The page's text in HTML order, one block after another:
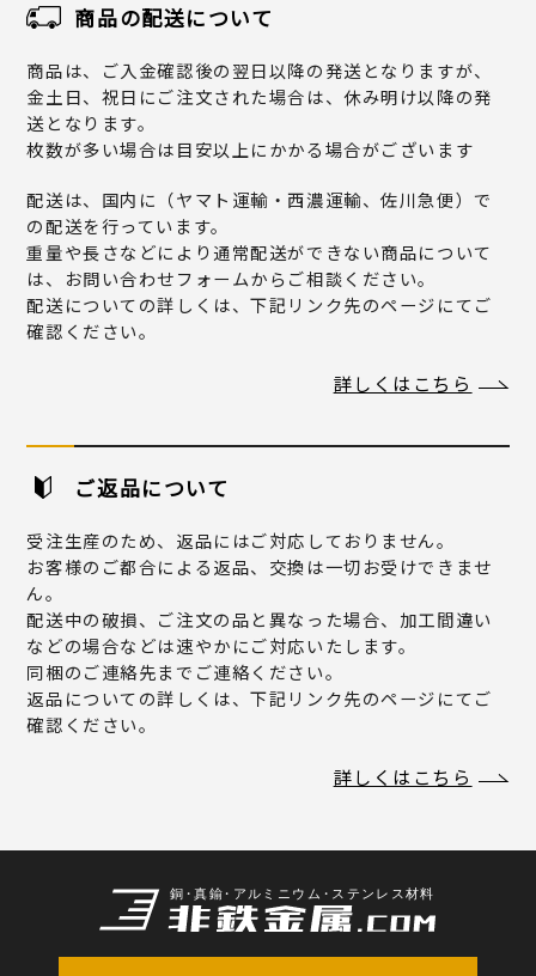
商品の配送について
商品は、ご入金確認後の翌日以降の発送となりますが、
金土日、祝日にご注文された場合は、休み明け以降の発
送となります。
枚数が多い場合は目安以上にかかる場合がございます
配送は、国内に（ヤマト運輸・西濃運輸、佐川急便）で
の配送を行っています。
重量や長さなどにより通常配送ができない商品について
は、お問い合わせフォームからご相談ください。
配送についての詳しくは、下記リンク先のページにてご
確認ください。
詳しくはこちら
ご返品について
受注生産のため、返品にはご対応しておりません。
お客様のご都合による返品、交換は一切お受けできませ
ん。
配送中の破損、ご注文の品と異なった場合、加工間違い
などの場合などは速やかにご対応いたします。
同梱のご連絡先までご連絡ください。
返品についての詳しくは、下記リンク先のページにてご
確認ください。
詳しくはこちら